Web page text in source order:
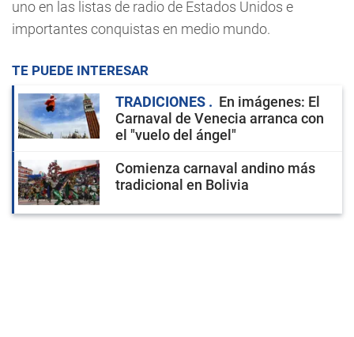
uno en las listas de radio de Estados Unidos e
importantes conquistas en medio mundo.
TE PUEDE INTERESAR
TRADICIONES
En imágenes: El
Carnaval de Venecia arranca con
el "vuelo del ángel"
Comienza carnaval andino más
tradicional en Bolivia